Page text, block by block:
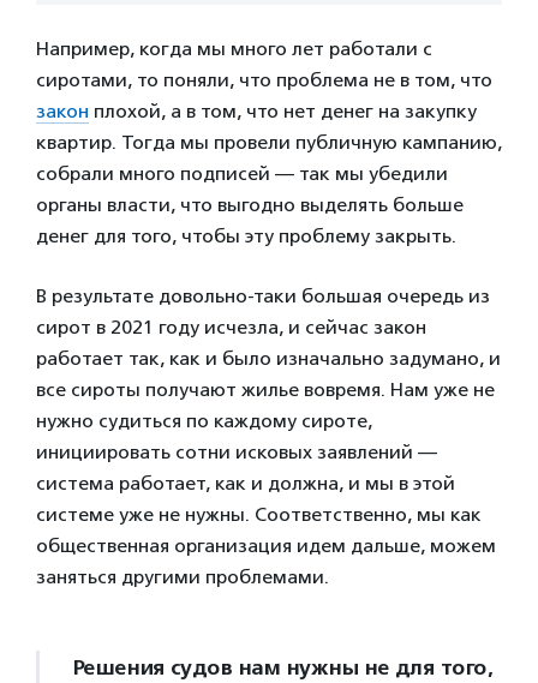
Например, когда мы много лет работали с
сиротами, то поняли, что проблема не в том, что
закон плохой, а в том, что нет денег на закупку
квартир. Тогда мы провели публичную кампанию,
собрали много подписей — так мы убедили
органы власти, что выгодно выделять больше
денег для того, чтобы эту проблему закрыть.
В результате довольно-таки большая очередь из
сирот в 2021 году исчезла, и сейчас закон
работает так, как и было изначально задумано, и
все сироты получают жилье вовремя. Нам уже не
нужно судиться по каждому сироте,
инициировать сотни исковых заявлений —
система работает, как и должна, и мы в этой
системе уже не нужны. Соответственно, мы как
общественная организация идем дальше, можем
заняться другими проблемами.
Решения судов нам нужны не для того,